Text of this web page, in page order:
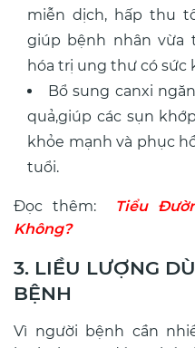
miễn dịch, hấp thu
giúp bệnh nhân vừa
hóa trị ung thư có sức
Bổ sung canxi
quả,giúp các sụn
khỏe mạnh và phục
tuổi.
Đọc thêm:
Tiểu
Không?
3. LIỀU LƯỢNG
BỆNH
Vì người bệnh cần